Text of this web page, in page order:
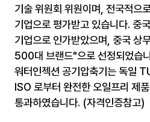
기술 위원회 위원이며, 전국적으
기업으로 평가받고 있습니다. 중
기업으로 인가받았으며, 중국 상
500대 브랜드"으로 선정되었습
워터인젝션 공기압축기는 독일
ISO 로부터 완전한 오일프리 제
통과하였습니다. (자격인증참고)